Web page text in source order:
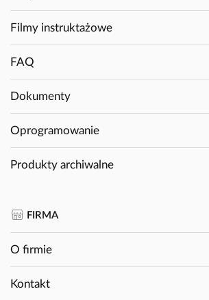
Filmy instruktażowe
FAQ
Dokumenty
Oprogramowanie
Produkty archiwalne
FIRMA
O firmie
Kontakt